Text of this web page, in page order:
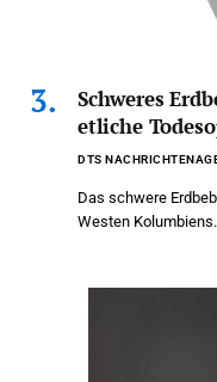
Schweres
etliche
DTS
Das schwere
Westen